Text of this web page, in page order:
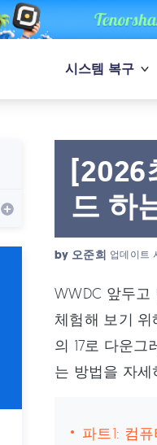
시스템 복구
[2026
드 하
by 오준희 업데이트
WWDC 앞두고
체험해 보기
의 17로 다운
는 방법을 자세
파트1: 컴